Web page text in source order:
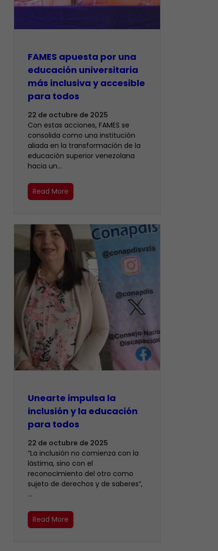
FAMES apuesta por una
educación universitaria
más inclusiva y accesible
para todos
22 de octubre de 2025
Con estas acciones, FAMES se
consolida como una institución
aliada en la transformación de la
educación superior venezolana
hacia un…
Read More
Unearte impulsa la
inclusión y la educación
para todos
22 de octubre de 2025
“La inclusión no comienza con la
lástima, sino con el
reconocimiento del otro como
sujeto de derechos y de saberes”,
…
Read More